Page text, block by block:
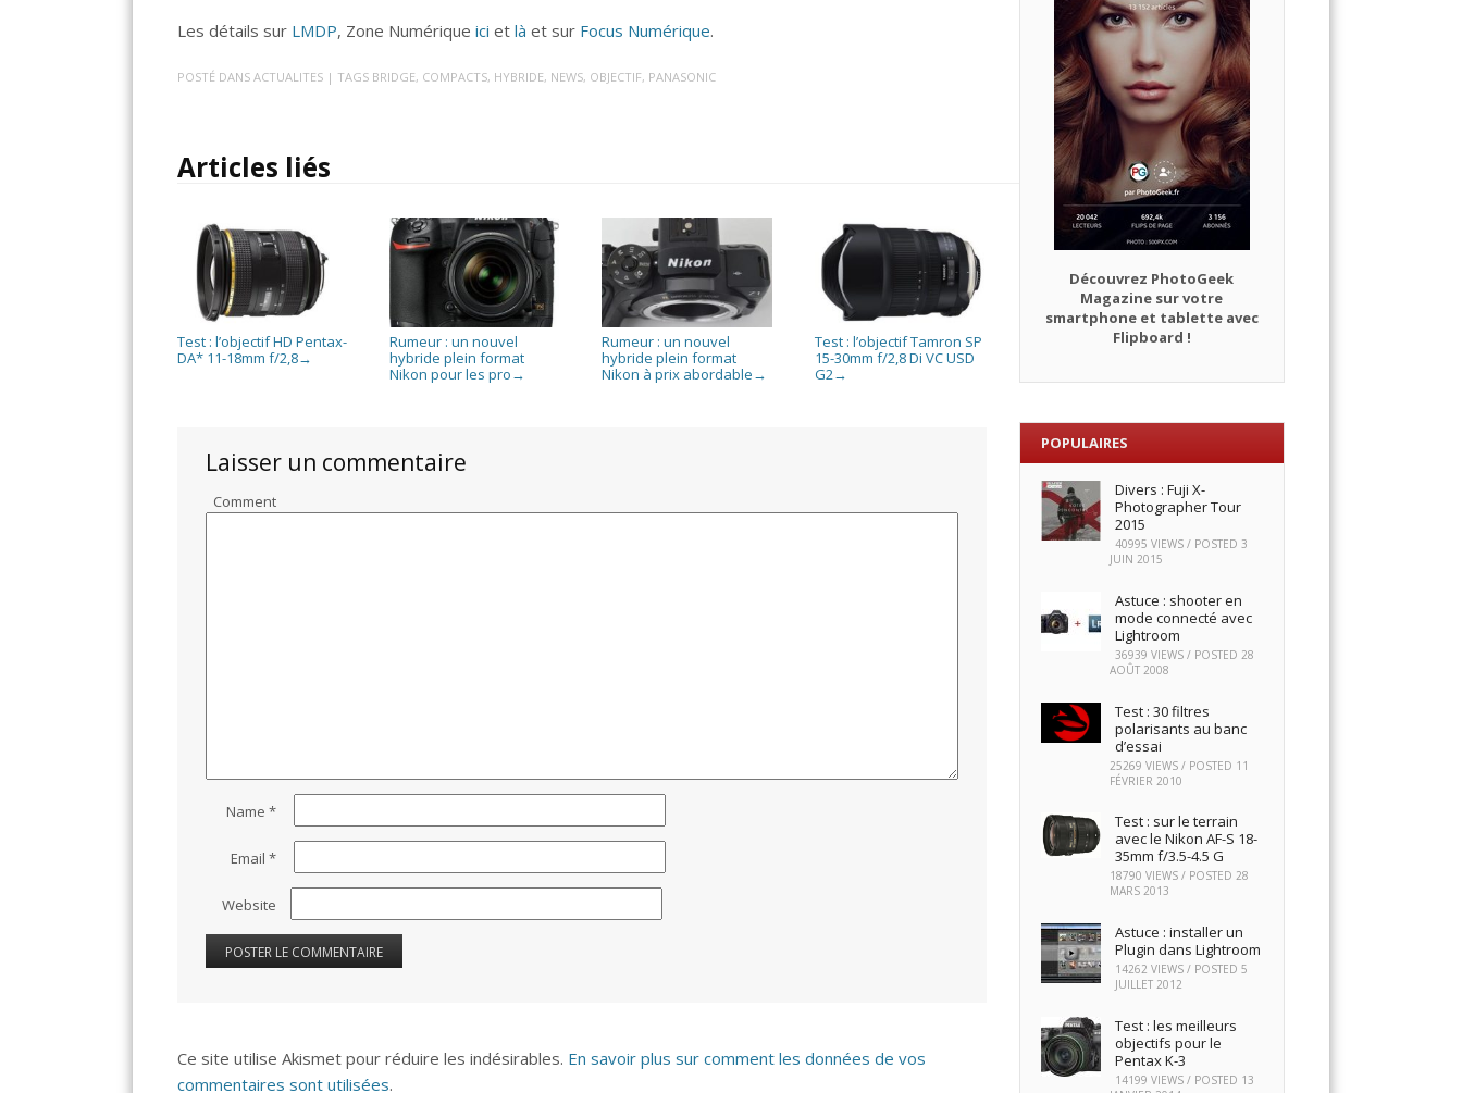
Les détails sur LMDP, Zone Numériqueici etlà et sur Focus Numérique.
POSTÉ DANSACTUALITES | TAGS BRIDGE, COMPACTS, HYBRIDE, NEWS, OBJECTIF, PANASONIC
Articles liés
Test : l’objectif HD Pentax-
DA* 11-18mm f/2,8→
Rumeur : un nouvel
hybride plein format
Nikon pour les pro →
Rumeur : un nouvel
hybride plein format
Nikon à prix abordable →
Test : l’objectif Tamron SP
15-30mm f/2,8 Di VC USD
G2→
Laisser un commentaire
Comment
Name*
Email*
Website
Ce site utilise Akismet pour réduire les indésirables. En savoir plus sur comment les données de vos
commentaires sont utilisées.
Découvrez PhotoGeek
Magazine sur votre
smartphone et tablette avec
Flipboard !
POPULAIRES
Divers : Fuji X-
Photographer Tour
2015
40995 VIEWS / POSTED3
JUIN 2015
Astuce : shooter en
mode connecté avec
Lightroom
36939 VIEWS / POSTED28
AOÛT 2008
Test : 30 filtres
polarisants au banc
d’essai
25269 VIEWS / POSTED 11
FÉVRIER 2010
Test : sur le terrain
avec le Nikon AF-S 18-
35mm f/3.5-4.5 G
18790 VIEWS / POSTED28
MARS 2013
Astuce : installer un
Plugin dans Lightroom
14262 VIEWS / POSTED5
JUILLET 2012
Test : les meilleurs
objectifs pour le
Pentax K-3
14199 VIEWS / POSTED 13